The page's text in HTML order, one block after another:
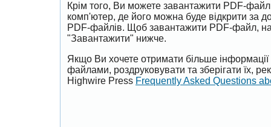
Крім того, Ви можете завантажити PDF-
комп'ютер, де його можна буде відкрити за
PDF-файлів. Щоб завантажити PDF-файл,
"Завантажити" нижче.
Якщо Ви хочете отримати більше
файлами, роздруковувати та зберігати їх,
Highwire Press Frequently Asked Questions